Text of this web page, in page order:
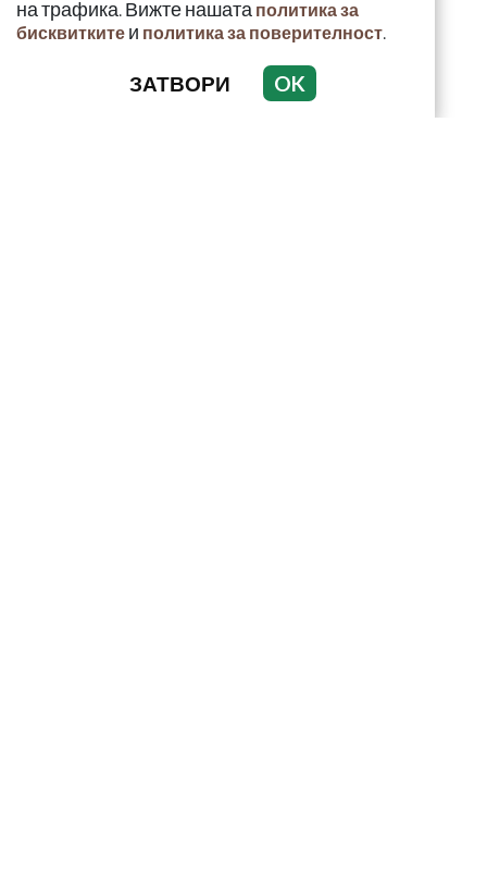
на трафика. Вижте нашата политика за
бисквитките и политика за поверителност.
ЗАТВОРИ OK